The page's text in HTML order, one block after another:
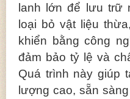
lanh lớn để lưu trữ
loại bỏ vật liệu
khiển bằng công
đảm bảo tỷ lệ và
Quá trình này giúp
lượng cao, sẵn